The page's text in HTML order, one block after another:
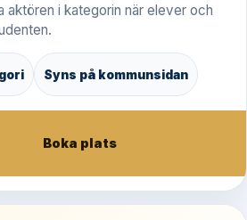
aktören i kategorin när elever och
Syns på kommunsidan
Boka plats